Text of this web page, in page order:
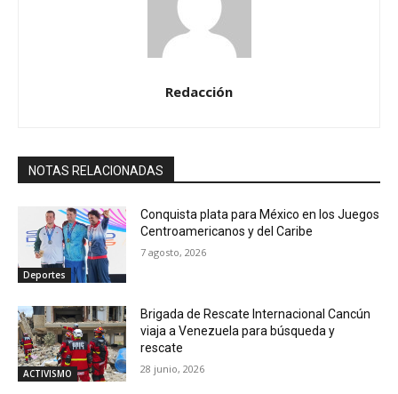
Redacción
NOTAS RELACIONADAS
Deportes
Conquista plata para México en los Juegos
Centroamericanos y del Caribe
7 agosto, 2026
ACTIVISMO
Brigada de Rescate Internacional Cancún
viaja a Venezuela para búsqueda y
rescate
28 junio, 2026